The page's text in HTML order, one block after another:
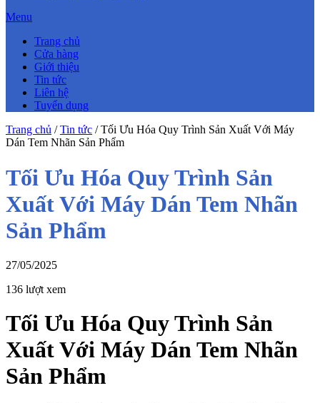
Menu
Trang chủ
Cửa hàng
Giới thiệu
Tin tức
Liên hệ
Tuyển dụng
Trang chủ /Tin tức /Tối Ưu Hóa Quy Trình Sản Xuất Với Máy
Dán Tem Nhãn Sản Phẩm
Tối Ưu Hóa Quy Trình Sản
Xuất Với Máy Dán Tem Nhãn
Sản Phẩm
27/05/2025
136 lượt xem
Tối Ưu Hóa QuyTrình Sản
Xuất Với Máy Dán Tem Nhãn
Sản Phẩm